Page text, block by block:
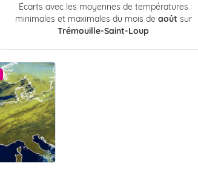
Écarts avec les moyennes de températures
minimales et maximales du mois de août sur
Trémouille-Saint-Loup